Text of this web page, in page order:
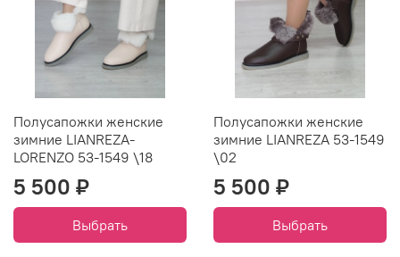
Полусапожки женские
зимние LIANREZA-
LORENZO 53-1549 \18
5 500 ₽
Выбрать
Полусапожки женские
зимние LIANREZA 53-1549
\02
5 500 ₽
Выбрать